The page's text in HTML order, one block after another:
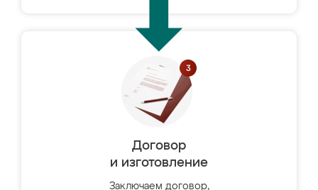
Договор
и изготовление
Заключаем договор,